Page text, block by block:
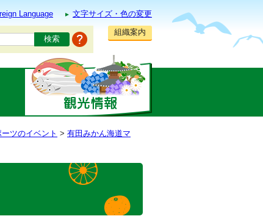
Language
文字サイズ・色の変更
組織案内
ーツのイベント > 有田みかん海道マ